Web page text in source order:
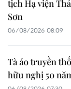
tịch Hạ viện
Sơn
06/08/2026 08:09
Tà áo truyền
hữu nghị 50